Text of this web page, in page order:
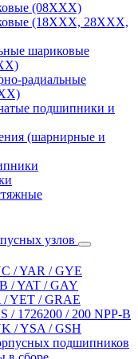
(08XXX)
(18XXX, 28XXХ,
шариковые
радиальные
подшипники и
(шарнирные и
узлов
/ YAR / GYE
/ YAT / GAY
YET / GRAE
/ 1726200 / 200 NPP-B
/ YSA / GSH
подшипников